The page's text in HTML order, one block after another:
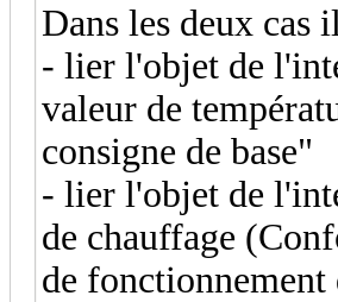
Dans les deux cas
- lier l'objet de
valeur de
consigne de base"
- lier l'objet de
de chauffage
de